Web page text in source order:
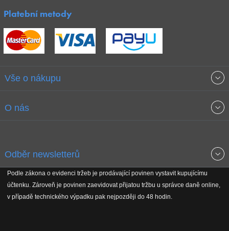
Platební metody
Vše o nákupu
Obchodní podmínky
Reklamační řád
O nás
Koho podporujeme
Odběr newsletterů
Podle zákona o evidenci tržeb je prodávající povinen vystavit kupujícímu
účtenku. Zároveň je povinen zaevidovat přijatou tržbu u správce daně online,
v případě technického výpadku pak nejpozději do 48 hodin.